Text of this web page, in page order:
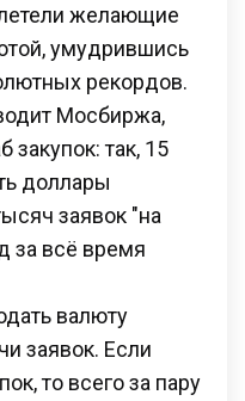
желающие
умудрившись
рекордов.
Мосбиржа,
так, 15
доллары
заявок "на
за всё время
валюту
заявок. Если
то всего за пару